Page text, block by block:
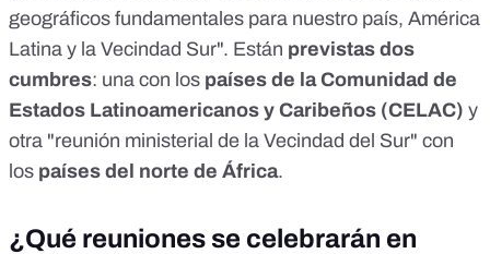
geográficos fundamentales para nuestro país, América
Latina y la Vecindad Sur". Están previstas dos
cumbres: una con los países de la Comunidad de
Estados Latinoamericanos y Caribeños (CELAC) y
otra "reunión ministerial de la Vecindad del Sur" con
los países del norte de África.
¿Qué reuniones se celebrarán en